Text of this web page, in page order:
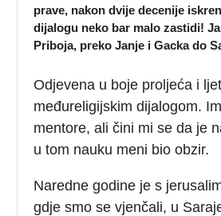
prave, nakon dvije decenije
dijalogu neko bar malo zastidi!
Priboja, preko Janje i Gacka do
Odjevena u boje proljeća i
međureligijskim dijalogom.
mentore, ali čini mi se da je
u tom nauku meni bio obzir.
Naredne godine je s
gdje smo se vjenčali, u